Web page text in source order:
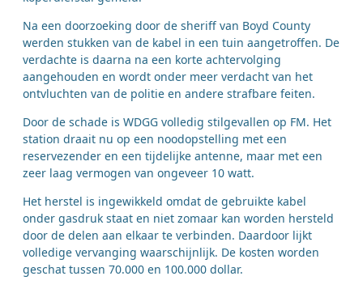
Na een doorzoeking door de sheriff van Boyd County
werden stukken van de kabel in een tuin aangetroffen. De
verdachte is daarna na een korte achtervolging
aangehouden en wordt onder meer verdacht van het
ontvluchten van de politie en andere strafbare feiten.
Door de schade is WDGG volledig stilgevallen op FM. Het
station draait nu op een noodopstelling met een
reservezender en een tijdelijke antenne, maar met een
zeer laag vermogen van ongeveer 10 watt.
Het herstel is ingewikkeld omdat de gebruikte kabel
onder gasdruk staat en niet zomaar kan worden hersteld
door de delen aan elkaar te verbinden. Daardoor lijkt
volledige vervanging waarschijnlijk. De kosten worden
geschat tussen 70.000 en 100.000 dollar.